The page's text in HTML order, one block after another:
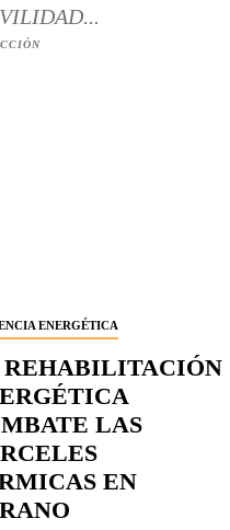
ENERGÉTICA
LAS
EN